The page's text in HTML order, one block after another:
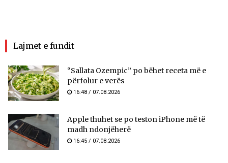
Lajmet e fundit
“Sallata Ozempic” po bëhet receta më e
përfolur e verës
16:48 / 07.08.2026
Apple thuhet se po teston iPhone më të
madh ndonjëherë
16:45 / 07.08.2026